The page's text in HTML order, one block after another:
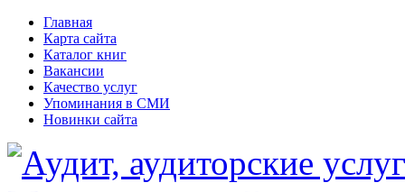
Главная
Карта сайта
Каталог книг
Вакансии
Качество услуг
Упоминания в СМИ
Новинки сайта